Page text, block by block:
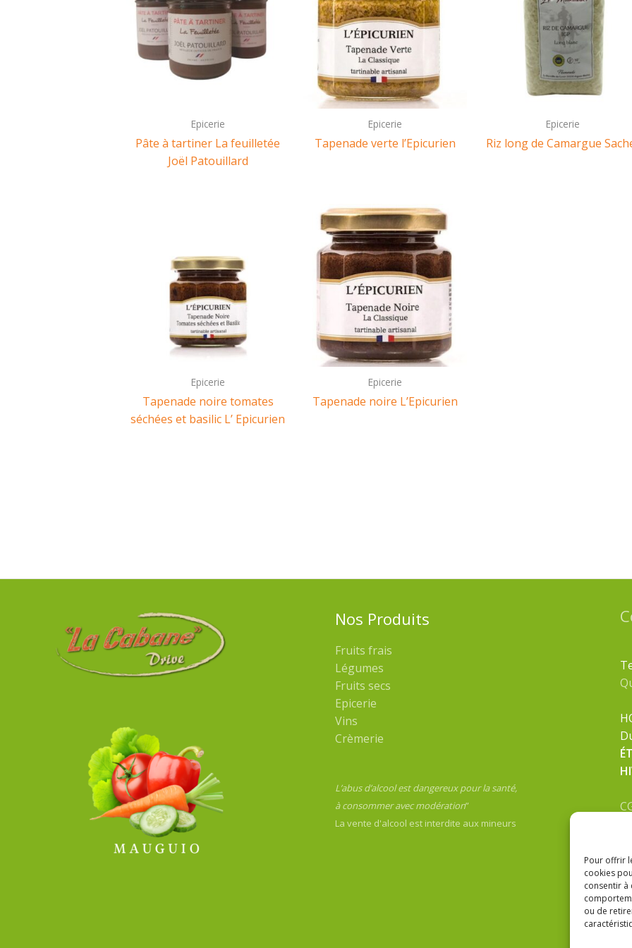
Pour offrir
cookies
consentir à
ou de
Epicerie
Pâte à tartiner La feuilletée
Joël Patouillard
Epicerie
Tapenade verte l’Epicurien
Epicerie
Riz long de Camargue
Epicerie
Tapenade noire tomates
séchées et basilic L’ Epicurien
Epicerie
Tapenade noire L’Epicurien
Nos Produits
Fruits frais
Légumes
Fruits secs
Epicerie
Vins
Crèmerie
L’abus d’alcool est dangereux pour la santé,
à consommer avec modération”
La vente d'alcool est interdite aux mineurs